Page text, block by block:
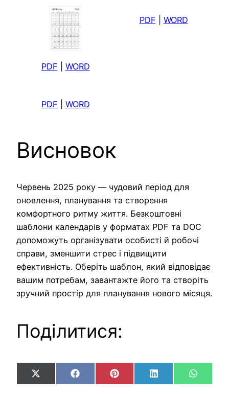
PDF WORD
PDF WORD
PDF WORD
Висновок
Червень 2025 року — чудовий період для
оновлення, планування та створення
комфортного ритму життя. Безкоштовні
шаблони календарів у форматах PDF та DOC
допоможуть організувати особисті й робочі
справи, зменшити стрес і підвищити
ефективність. Оберіть шаблон, який відповідає
вашим потребам, завантажте його та створіть
зручний простір для планування нового місяця.
Поділитися:
Share
on
X
(Twitter)
Share
on
FacebookShare
on
Pinterest Share
on
LinkedIn Share
on